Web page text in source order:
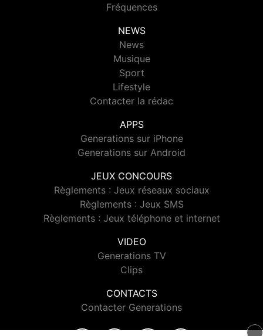
Fréquences
NEWS
News
Musique
Sport
Lifestyle
Contacter la rédac
APPS
Generations sur iPhone
Generations sur Android
JEUX CONCOURS
Règlements : Jeux réseaux sociaux
Règlements : Jeux SMS
Règlements : Jeux téléphone et internet
VIDEO
Generations TV
Clips
CONTACTS
Contacter Generations